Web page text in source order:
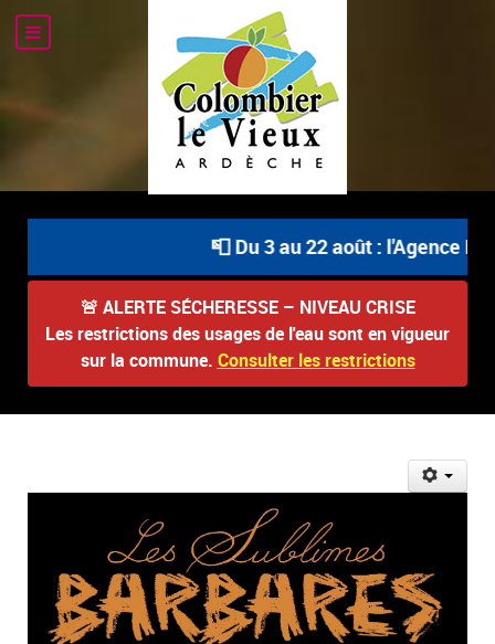
📮 Du 3 au 22 août : l'Agence
🚨 ALERTE SÉCHERESSE – NIVEAU CRISE
Les restrictions des usages de l'eau sont en vigueur
sur la commune. Consulter les restrictions